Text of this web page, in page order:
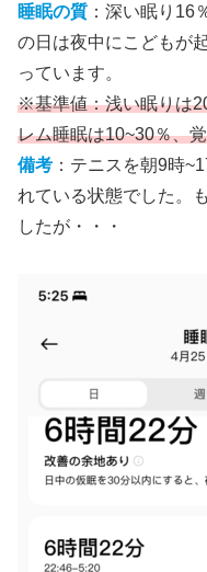
睡眠の質 ：深い眠り16
の日は夜中にこどもが
っています。
※基準値：浅い眠りは
レム睡眠は10~30％、
備考 ：テニスを朝9時
れている状態でした。
したが・・・